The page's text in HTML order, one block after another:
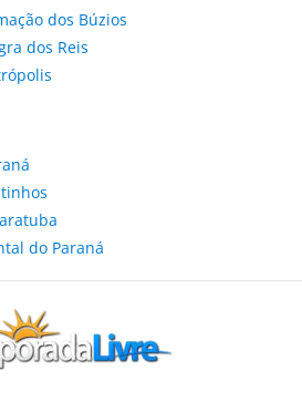
dos Búzios
dos Reis
do Paraná